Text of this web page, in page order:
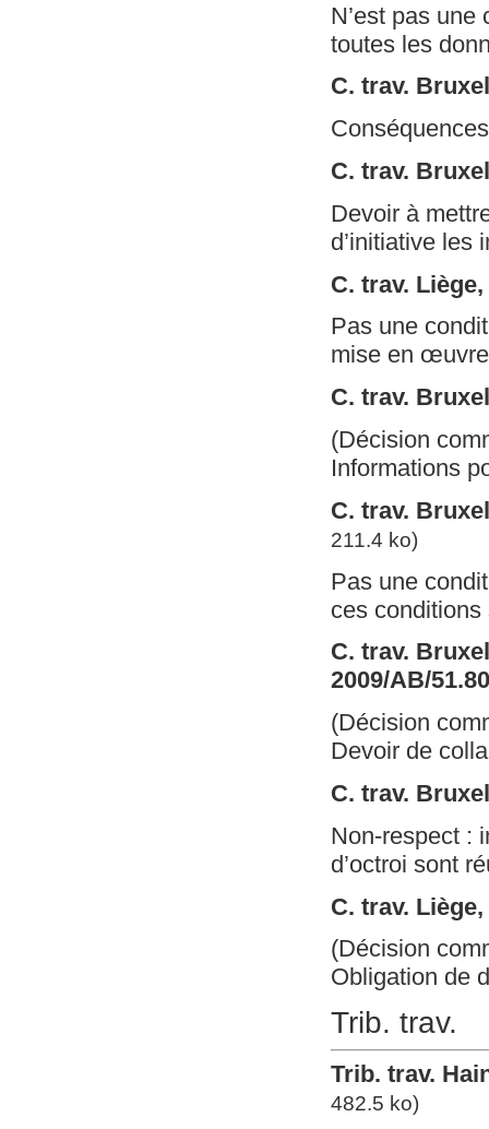
N’est pas une
toutes les
C. trav.
C. trav.
Devoir à
d’initiative les
C. trav.
Pas une
mise en œuvre
C. trav.
(Décision
Informations
C. trav.
211.4 ko)
Pas une
ces
C. trav.
2009/AB/
(Décision
Devoir de
C. trav.
Non-respect :
d’octroi sont
C. trav.
(Décision
Obligation de
Trib. trav.
Trib. trav.
482.5 ko)